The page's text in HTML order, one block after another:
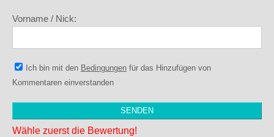
Vorname / Nick:
Ich bin mit den Bedingungen für das Hinzufügen von
Kommentaren einverstanden
Wähle zuerst die Bewertung!